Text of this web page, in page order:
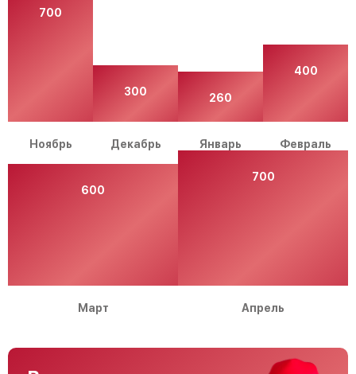
700
Ноябрь
300
Декабрь
260
Январь
400
Февраль
600
Март
700
Апрель